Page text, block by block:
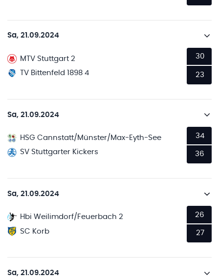
Sa, 21.09.2024
MTV Stuttgart 2
TV Bittenfeld 1898 4
30
23
Sa, 21.09.2024
HSG Cannstatt/Münster/Max-Eyth-See
SV Stuttgarter Kickers
34
36
Sa, 21.09.2024
Hbi Weilimdorf/Feuerbach 2
SC Korb
26
27
Sa, 21.09.2024